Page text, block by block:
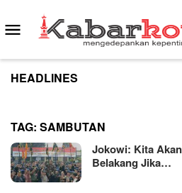
to
content
Mobile
Menu
HEADLINES
TAG: SAMBUTAN
Jokowi: Kita
Belakang Jika…